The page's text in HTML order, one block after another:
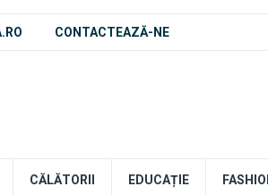
CONTACTEAZĂ-NE
CĂLĂTORII EDUCAȚIE